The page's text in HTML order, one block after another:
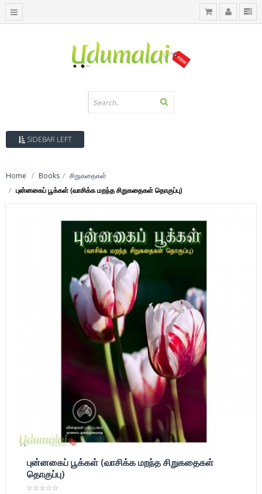
SIDEBAR LEFT
Home Books
சிறுகதைகள்
புன்னகைப் பூக்கள் (வாசிக்க மறந்த சிறுகதைகள் தொகுப்பு)
புன்னகைப் பூக்கள் (வாசிக்க மறந்த சிறுகதைகள்
தொகுப்பு)